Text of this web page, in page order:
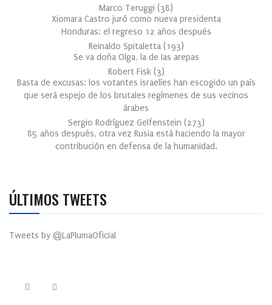
Marco Teruggi (38)
Xiomara Castro juró como nueva presidenta
Honduras: el regreso 12 años después
Reinaldo Spitaletta (193)
Se va doña Olga, la de las arepas
Robert Fisk (3)
Basta de excusas: los votantes israelíes han escogido un país
que será espejo de los brutales regímenes de sus vecinos
árabes
Sergio Rodríguez Gelfenstein (273)
85 años después, otra vez Rusia está haciendo la mayor
contribución en defensa de la humanidad.
ÚLTIMOS TWEETS
Tweets by @LaPlumaOficial